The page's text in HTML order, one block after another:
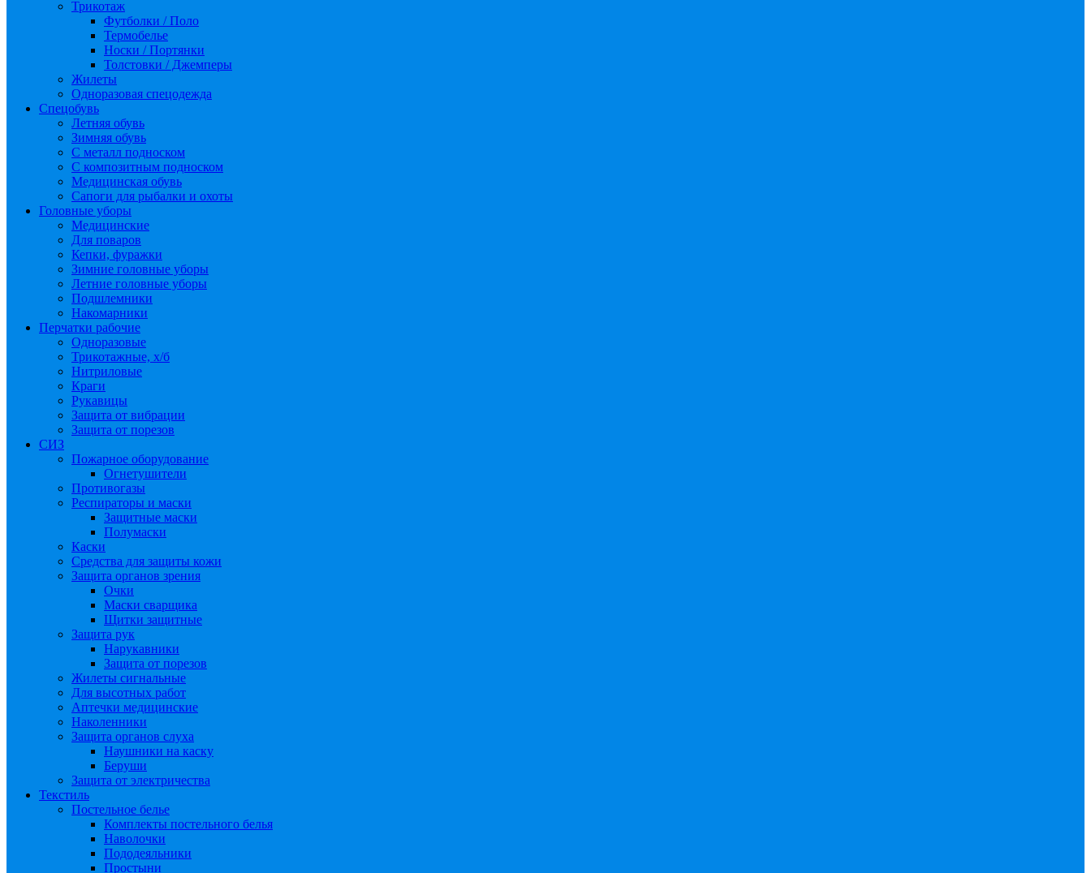
Трикотаж
Футболки / Поло
Термобелье
Носки / Портянки
Толстовки / Джемперы
Жилеты
Одноразовая спецодежда
Спецобувь
Летняя обувь
Зимняя обувь
С металл подноском
С композитным подноском
Медицинская обувь
Сапоги для рыбалки и охоты
Головные уборы
Медицинские
Для поваров
Кепки, фуражки
Зимние головные уборы
Летние головные уборы
Подшлемники
Накомарники
Перчатки рабочие
Одноразовые
Трикотажные, х/б
Нитриловые
Краги
Рукавицы
Защита от вибрации
Защита от порезов
СИЗ
Пожарное оборудование
Огнетушители
Противогазы
Респираторы и маски
Защитные маски
Полумаски
Каски
Средства для защиты кожи
Защита органов зрения
Очки
Маски сварщика
Щитки защитные
Защита рук
Нарукавники
Защита от порезов
Жилеты сигнальные
Для высотных работ
Аптечки медицинские
Наколенники
Защита органов слуха
Наушники на каску
Беруши
Защита от электричества
Текстиль
Постельное белье
Комплекты постельного белья
Наволочки
Пододеяльники
Простыни